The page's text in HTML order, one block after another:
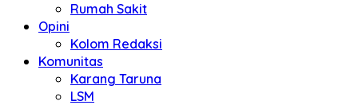
Rumah Sakit
Opini
Kolom Redaksi
Komunitas
Karang Taruna
LSM